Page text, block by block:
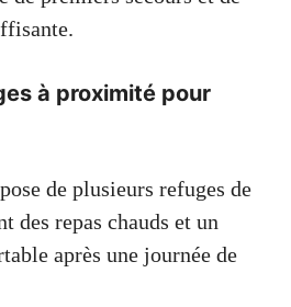
à proximité pour
de plusieurs refuges de
des repas chauds et un
après une journée de